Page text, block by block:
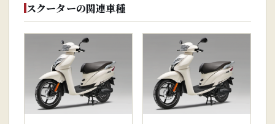
スクーターの関連車種